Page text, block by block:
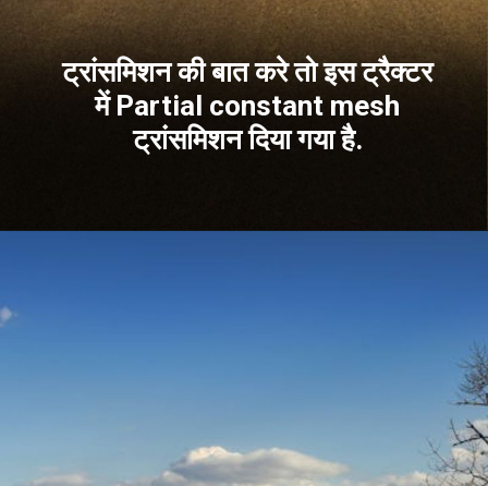
ट्रांसमिशन की बात करे तो इस ट्रैक्टर
में Partial constant mesh
ट्रांसमिशन दिया गया है.